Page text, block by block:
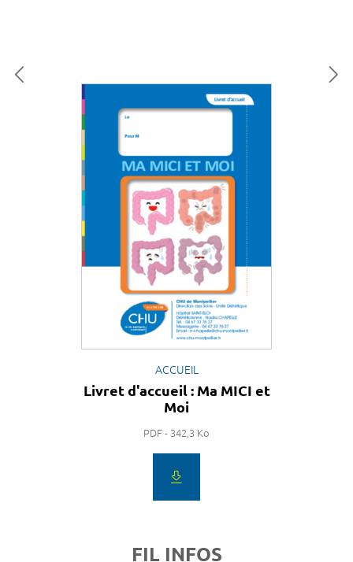
ACCUEIL
Livret d'accueil : Ma MICI et
Moi
PDF - 342,3 Ko
FIL INFOS